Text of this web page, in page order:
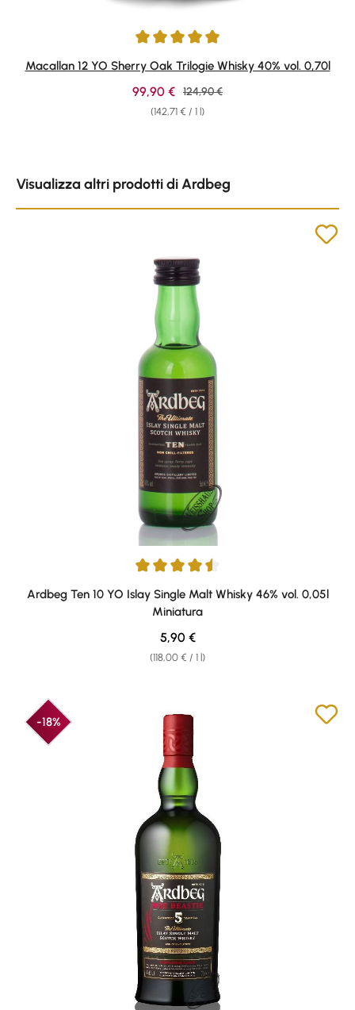
Average rating of 4.91 out of 5 stars
Macallan 12 YO Sherry Oak Trilogie Whisky 40% vol. 0,70l
(142,71 € / 1 l)
Sale price:
99,90 € Regular price:
124,90 €
Visualizza altri prodotti di Ardbeg
Average rating of 4.6 out of 5 stars
Ardbeg Ten 10 YO Islay Single Malt Whisky 46% vol. 0,05l
Miniatura
(118,00 € / 1 l)
Regular price:
5,90 €
-18%